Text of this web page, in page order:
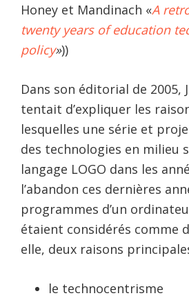
Honey et Mandinach «A
twenty years of education
policy»))
Dans son éditorial de 2005,
tentait d’expliquer les
lesquelles une série et
des technologies en milieu
langage LOGO dans les
l’abandon ces dernières
programmes d’un
étaient considérés comme
elle, deux raisons
le technocentrisme